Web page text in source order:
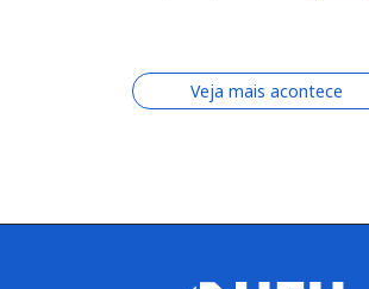
Veja mais acontece